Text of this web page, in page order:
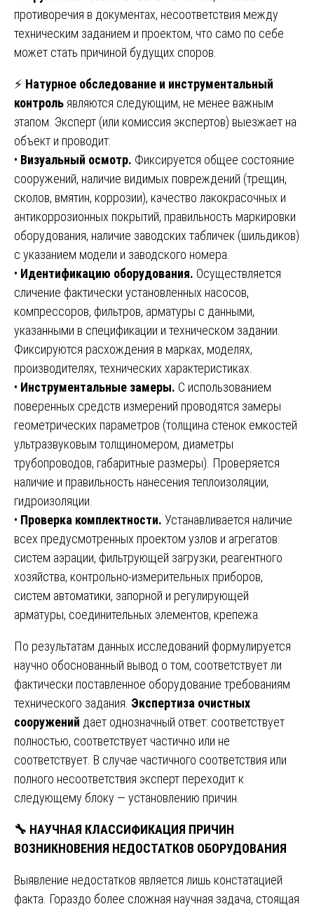
противоречия в документах, несоответствия между
техническим заданием и проектом, что само по себе
может стать причиной будущих споров.
⚡ Натурное обследование и инструментальный
контроль являются следующим, не менее важным
этапом. Эксперт (или комиссия экспертов) выезжает на
объект и проводит:
• Визуальный осмотр. Фиксируется общее состояние
сооружений, наличие видимых повреждений (трещин,
сколов, вмятин, коррозии), качество лакокрасочных и
антикоррозионных покрытий, правильность маркировки
оборудования, наличие заводских табличек (шильдиков)
с указанием модели и заводского номера.
• Идентификацию оборудования. Осуществляется
сличение фактически установленных насосов,
компрессоров, фильтров, арматуры с данными,
указанными в спецификации и техническом задании.
Фиксируются расхождения в марках, моделях,
производителях, технических характеристиках.
• Инструментальные замеры. С использованием
поверенных средств измерений проводятся замеры
геометрических параметров (толщина стенок емкостей
ультразвуковым толщиномером, диаметры
трубопроводов, габаритные размеры). Проверяется
наличие и правильность нанесения теплоизоляции,
гидроизоляции.
• Проверка комплектности. Устанавливается наличие
всех предусмотренных проектом узлов и агрегатов:
систем аэрации, фильтрующей загрузки, реагентного
хозяйства, контрольно-измерительных приборов,
систем автоматики, запорной и регулирующей
арматуры, соединительных элементов, крепежа.
По результатам данных исследований формулируется
научно обоснованный вывод о том, соответствует ли
фактически поставленное оборудование требованиям
технического задания. Экспертиза очистных
сооружений дает однозначный ответ: соответствует
полностью, соответствует частично или не
соответствует. В случае частичного соответствия или
полного несоответствия эксперт переходит к
следующему блоку — установлению причин.
🔧 НАУЧНАЯ КЛАССИФИКАЦИЯ ПРИЧИН
ВОЗНИКНОВЕНИЯ НЕДОСТАТКОВ ОБОРУДОВАНИЯ
Выявление недостатков является лишь констатацией
факта. Гораздо более сложная научная задача, стоящая